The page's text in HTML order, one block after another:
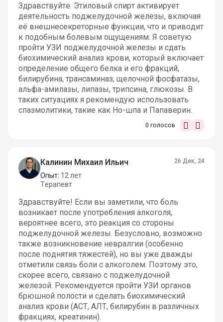
Здравствуйте. Этиловый спирт активирует
деятельность поджелудочной железы, включая
её внешнесекреторные функции, что и приводит
к подобным болевым ощущениям. Я советую
пройти УЗИ поджелудочной железы и сдать
биохимический анализ крови, который включает
определение общего белка и его фракций,
билирубина, трансаминаз, щелочной фосфатазы,
альфа-амилазы, липазы, трипсина, глюкозы. В
таких ситуациях я рекомендую использовать
спазмолитики, такие как Но-шпа и Папаверин.
0 голосов
Калинин Михаил Ильич
Опыт: 12 лет
Терапевт
26 Дек, 24
Здравствуйте! Если вы заметили, что боль
возникает после употребления алкоголя,
вероятнее всего, это реакция со стороны
поджелудочной железы. Безусловно, возможно
также возникновение невралгии (особенно
после поднятия тяжестей), но вы уже дважды
отметили связь боли с алкоголем. Поэтому это,
скорее всего, связано с поджелудочной
железой. Рекомендуется пройти УЗИ органов
брюшной полости и сделать биохимический
анализ крови (АСТ, АЛТ, билирубин в различных
фракциях, креатинин).